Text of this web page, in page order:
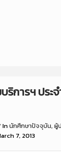
ริการฯ ประ
Inนักศึกษาปัจจุบัน, ผู้
7, 2013